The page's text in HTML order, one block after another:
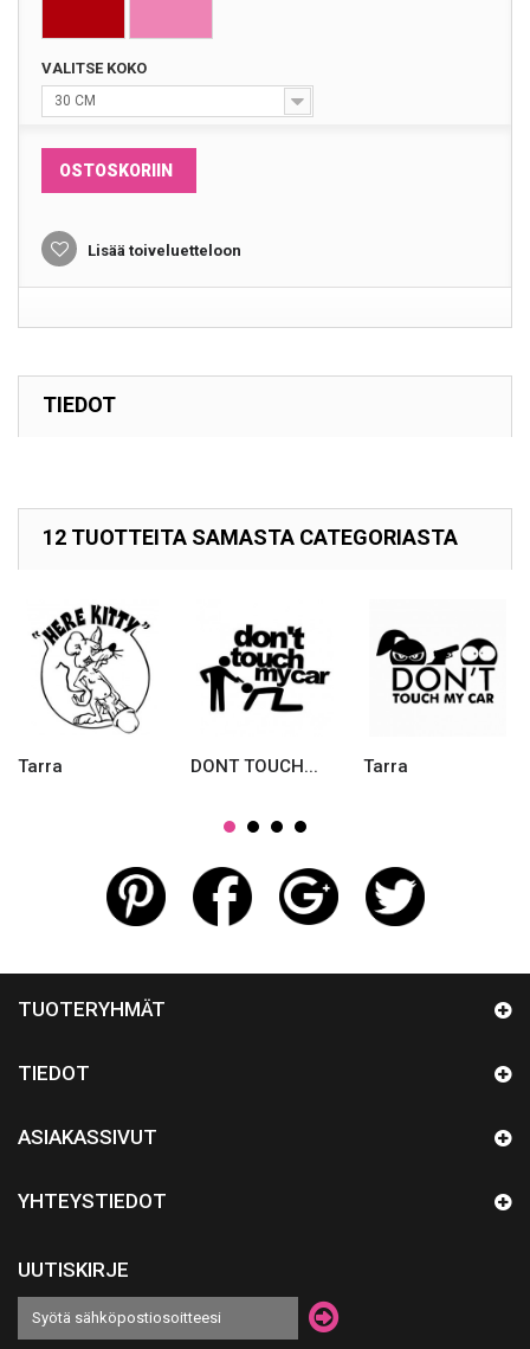
VALITSE KOKO
30 CM
OSTOSKORIIN
Lisää toiveluetteloon
TIEDOT
12 TUOTTEITA SAMASTA CATEGORIASTA
Tarra DONT TOUCH... Tarra
TUOTERYHMÄT
TIEDOT
ASIAKASSIVUT
YHTEYSTIEDOT
UUTISKIRJE